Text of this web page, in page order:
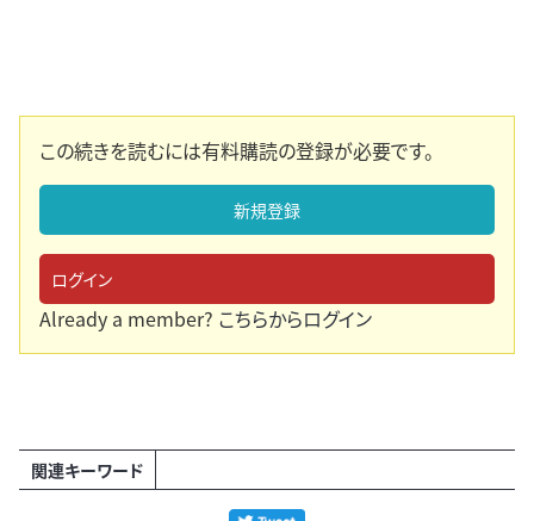
この続きを読むには有料購読の登録が必要です。
新規登録
ログイン
Already a member? こちらからログイン
関連キーワード